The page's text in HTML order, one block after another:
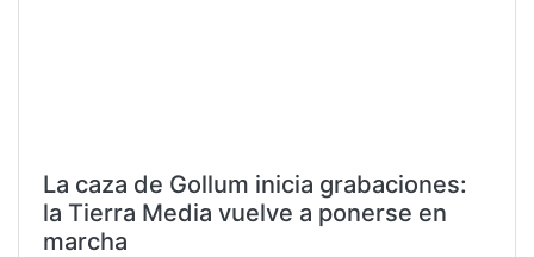
La caza de Gollum inicia grabaciones:
la Tierra Media vuelve a ponerse en
marcha